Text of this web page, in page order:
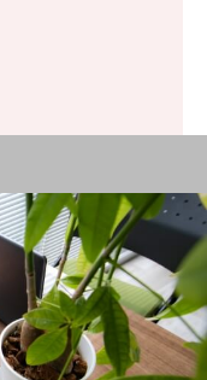
す。
止
情報を適切に
を除き、個人
うために当社